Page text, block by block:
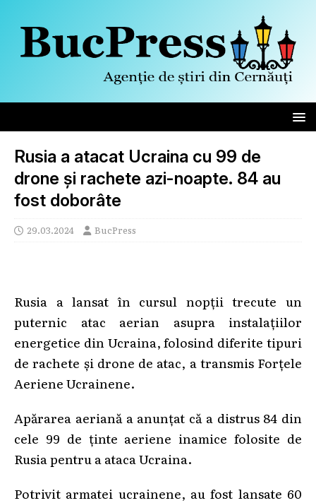
Rusia a atacat Ucraina cu 99 de
drone și rachete azi-noapte. 84 au
fost doborâte
29.03.2024 BucPress
Rusia a lansat în cursul nopții trecute un
puternic atac aerian asupra instalaţiilor
energetice din Ucraina, folosind diferite tipuri
de rachete şi drone de atac, a transmis Forțele
Aeriene Ucrainene.
Apărarea aeriană a anunțat că a distrus 84 din
cele 99 de ţinte aeriene inamice folosite de
Rusia pentru a ataca Ucraina.
Potrivit armatei ucrainene, au fost lansate 60